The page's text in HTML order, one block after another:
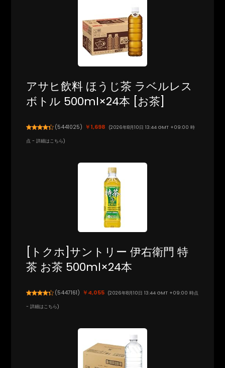
アサヒ飲料 ほうじ茶 ラベルレス
ボトル 500ml×24本 [お茶]
(5441025) ￥1,698 (2026年8月10日 13:44 GMT +09:00 時
点 -詳細はこちら)
[トクホ]サントリー 伊右衛門 特
茶 お茶 500ml×24本
(5447161) ￥4,055 (2026年8月10日 13:44 GMT +09:00 時点
-詳細はこちら)